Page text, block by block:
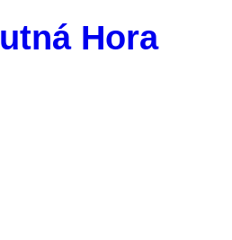
Hora